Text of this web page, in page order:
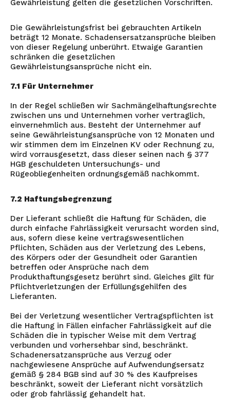
Gewährleistung gelten die gesetzlichen Vorschriften.
Die Gewährleistungsfrist bei gebrauchten Artikeln
beträgt 12 Monate. Schadensersatzansprüche bleiben
von dieser Regelung unberührt. Etwaige Garantien
schränken die gesetzlichen
Gewährleistungsansprüche nicht ein.
7.1 Für Unternehmer
In der Regel schließen wir Sachmängelhaftungsrechte
zwischen uns und Unternehmen vorher vertraglich,
einvernehmlich aus. Besteht der Unternehmer auf
seine Gewährleistungsansprüche von 12 Monaten und
wir stimmen dem im Einzelnen KV oder Rechnung zu,
wird vorrausgesetzt, dass dieser seinen nach § 377
HGB geschuldeten Untersuchungs- und
Rügeobliegenheiten ordnungsgemäß nachkommt.
7.2 Haftungsbegrenzung
Der Lieferant schließt die Haftung für Schäden, die
durch einfache Fahrlässigkeit verursacht worden sind,
aus, sofern diese keine vertragswesentlichen
Pflichten, Schäden aus der Verletzung des Lebens,
des Körpers oder der Gesundheit oder Garantien
betreffen oder Ansprüche nach dem
Produkthaftungsgesetz berührt sind. Gleiches gilt für
Pflichtverletzungen der Erfüllungsgehilfen des
Lieferanten.
Bei der Verletzung wesentlicher Vertragspflichten ist
die Haftung in Fällen einfacher Fahrlässigkeit auf die
Schäden die in typischer Weise mit dem Vertrag
verbunden und vorhersehbar sind, beschränkt.
Schadenersatzansprüche aus Verzug oder
nachgewiesene Ansprüche auf Aufwendungsersatz
gemäß § 284 BGB sind auf 30 % des Kaufpreises
beschränkt, soweit der Lieferant nicht vorsätzlich
oder grob fahrlässig gehandelt hat.